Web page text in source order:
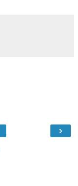
›